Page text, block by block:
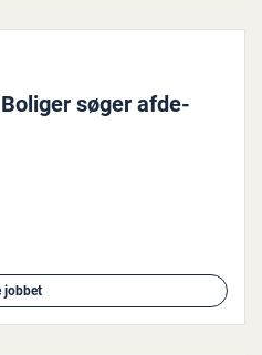
søger af­de­
jobbet